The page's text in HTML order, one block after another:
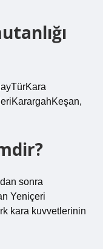
sonra
Yeniçeri
kara kuvvetlerinin